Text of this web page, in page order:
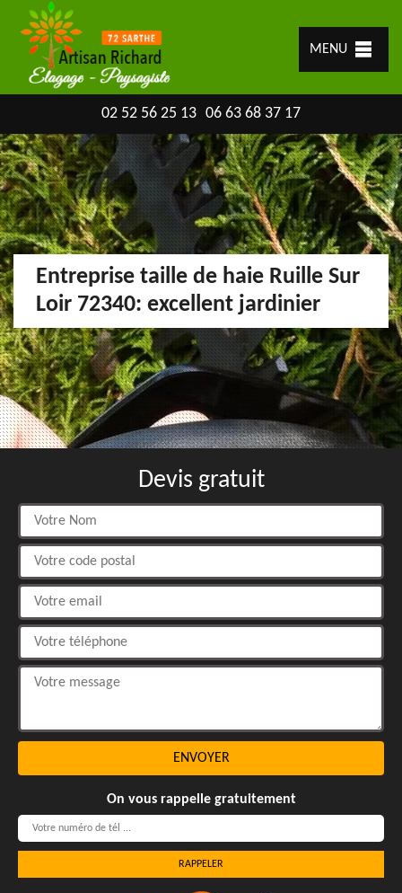
MENU
02 52 56 25 13 06 63 68 37 17
Entreprise taille de haie Ruille Sur
Loir 72340: excellent jardinier
Devis gratuit
On vous rappelle gratuitement